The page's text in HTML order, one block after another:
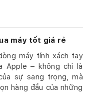
máy tốt giá rẻ
máy tính xách tay
Apple – không chỉ là
sự sang trọng, mà
hàng đầu của những